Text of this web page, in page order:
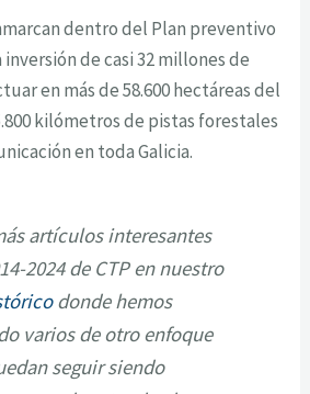
dentro del Plan preventivo
de casi 32 millones de
en más de 58.600 hectáreas del
kilómetros de pistas forestales
en toda Galicia.
artículos interesantes
2024 de CTP en nuestro
donde hemos
varios de otro enfoque
seguir siendo